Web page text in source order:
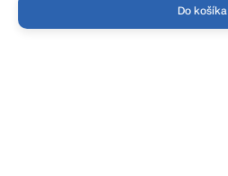
Do košíka